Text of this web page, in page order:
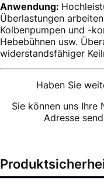
Anwendung:
Überlastungen
Kolbenpumpen und -
Hebebühnen usw.
widerstandsfähiger
Haben Sie
Sie können uns
Adresse